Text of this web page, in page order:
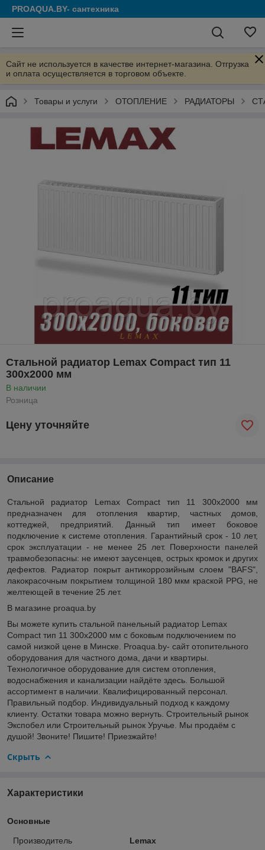
PROAQUA.BY- сантехника
Сайт не используется в качестве интернет-магазина. Отгрузка
и оплата осуществляется в торговом объекте.
Товары и услуги ОТОПЛЕНИЕ РАДИАТОРЫ
Стальной радиатор Lemax Compact тип 11
300x2000 мм
В наличии
Розница
Цену уточняйте
Описание
Стальной радиатор Lemax Compact тип 11 300x2000 мм
предназначен для отопления квартир, частных домов,
коттеджей, предприятий. Данный тип имеет боковое
подключение к системе отопления. Гарантийный срок - 10 лет,
срок эксплуатации - не менее 25 лет. Поверхности панелей
травмобезопасны: не имеют заусенцев, острых кромок и других
дефектов. Радиатор покрыт антикоррозийным слоем "BAFS",
лакокрасочным покрытием толщиной 180 мкм краской PPG, не
желтеющей в течение 25 лет.
В магазине proaqua.by
Вы можете купить стальной панельный радиатор Lemax
Compact тип 11 300x2000 мм с боковым подключением по
самой низкой цене в Минске. Proaqua.by- сайт отопительного
оборудования для частного дома, дачи и квартиры.
Технологичное оборудование для систем отопления,
водоснабжения и канализации найдёте здесь. Большой
ассортимент в наличии. Квалифицированный персонал.
Правильный подбор. Индивидуальный подход к каждому
клиенту. Остатки товара можно вернуть. Строительный рынок
Экспобел или Строительный рынок Уручье. Мы продаём с
душой! Звоните! Пишите! Приезжайте!
Скрыть
Характеристики
Основные
Производитель Lemax